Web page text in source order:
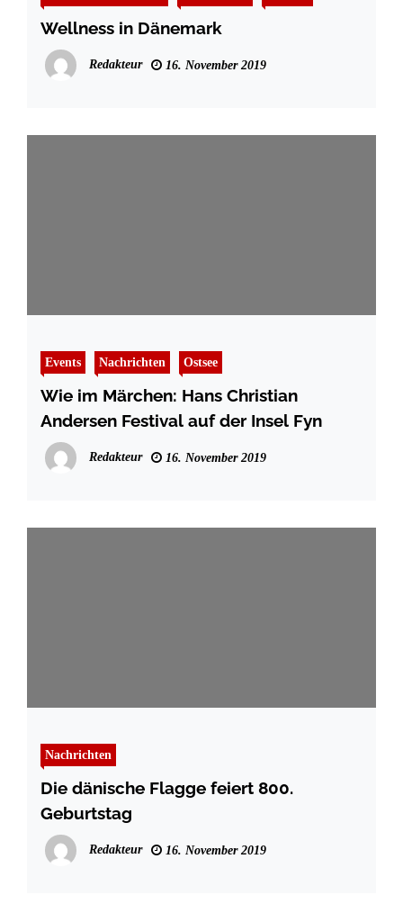
Wellness in Dänemark
Redakteur 16. November 2019
Events Nachrichten Ostsee
Wie im Märchen: Hans Christian
Andersen Festival auf der Insel Fyn
Redakteur 16. November 2019
Nachrichten
Die dänische Flagge feiert 800.
Geburtstag
Redakteur 16. November 2019